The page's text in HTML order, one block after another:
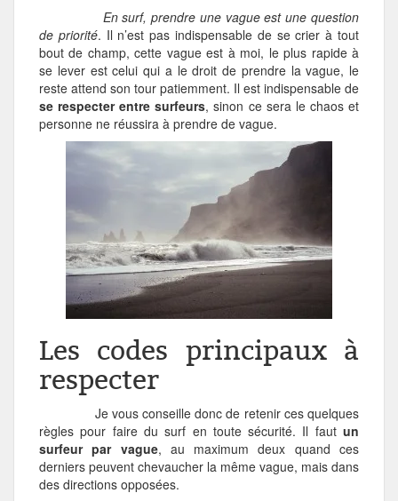
En surf, prendre une vague est une question
de priorité. Il n’est pas indispensable de se crier à tout
bout de champ, cette vague est à moi, le plus rapide à
se lever est celui qui a le droit de prendre la vague, le
reste attend son tour patiemment. Il est indispensable de
se respecter entre surfeurs, sinon ce sera le chaos et
personne ne réussira à prendre de vague.
Les codes principaux à
respecter
Je vous conseille donc de retenir ces quelques
règles pour faire du surf en toute sécurité. Il faut un
surfeur par vague, au maximum deux quand ces
derniers peuvent chevaucher la même vague, mais dans
des directions opposées.